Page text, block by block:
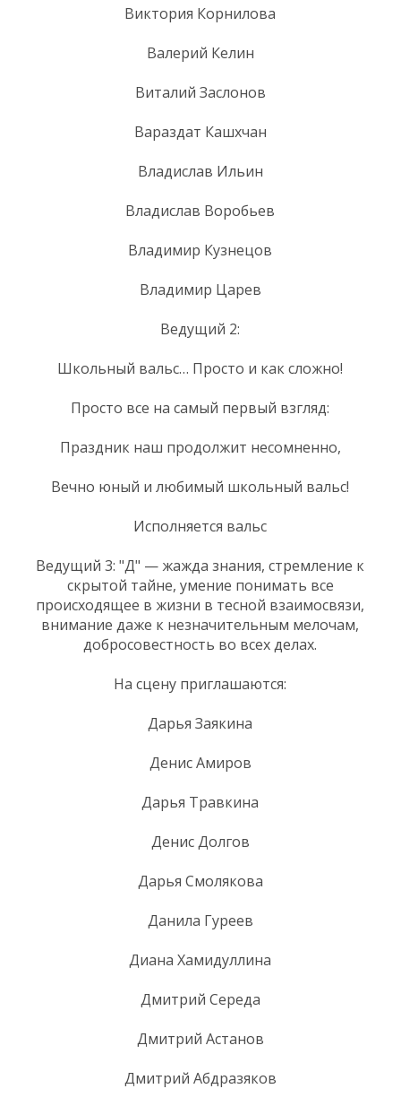
Виктория Корнилова
Валерий Келин
Виталий Заслонов
Вараздат Кашхчан
Владислав Ильин
Владислав Воробьев
Владимир Кузнецов
Владимир Царев
Ведущий 2:
Школьный вальс… Просто и как сложно!
Просто все на самый первый взгляд:
Праздник наш продолжит несомненно,
Вечно юный и любимый школьный вальс!
Исполняется вальс
Ведущий 3: "Д" — жажда знания, стремление к
скрытой тайне, умение понимать все
происходящее в жизни в тесной взаимосвязи,
внимание даже к незначительным мелочам,
добросовестность во всех делах.
На сцену приглашаются:
Дарья Заякина
Денис Амиров
Дарья Травкина
Денис Долгов
Дарья Смолякова
Данила Гуреев
Диана Хамидуллина
Дмитрий Середа
Дмитрий Астанов
Дмитрий Абдразяков